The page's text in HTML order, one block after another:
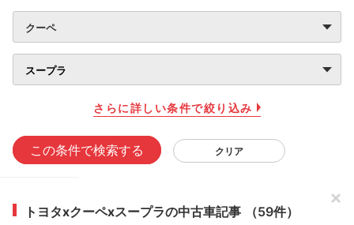
さらに詳しい条件で絞り込み
この条件で検索する
×
トヨタxクーペxスープラの中古車記事 （59件）